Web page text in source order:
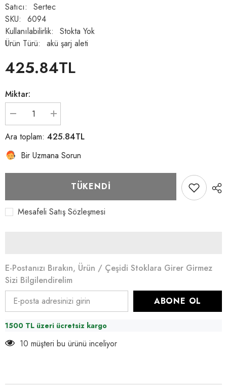
Satıcı:
Sertec
SKU:
6094
Kullanılabilirlik:
Stokta Yok
Ürün Türü:
akü şarj aleti
Normal
fiyat
425.84TL
Miktar:
12v-
kademeli
ve
azalt
Sertec
12v-
6v
kademeli
ve
artır
Ara toplam: 425.84TL
Bir Uzmana Sorun
TÜKENDI
Mesafeli Satış Sözleşmesi
E-Postanızı Bırakın, Ürün / Çeşidi Stoklara Girer Girmez
Sizi Bilgilendirelim
ABONE OL
1500 TL üzeri ücretsiz kargo
14 müşteri bu ürünü inceliyor